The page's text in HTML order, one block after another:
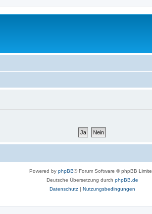
Powered by phpBB® Forum Software © phpBB
Deutsche Übersetzung durch phpBB.de
Datenschutz| Nutzungsbedingungen